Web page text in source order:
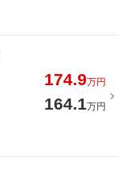
174.9万円
164.1万円